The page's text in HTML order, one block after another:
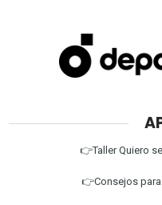
👉Taller Quiero
👉Consejos